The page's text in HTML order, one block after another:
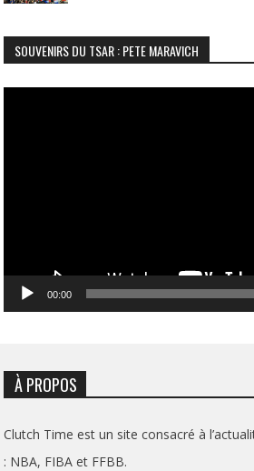
SOUVENIRS DU TSAR : PETE MARAVICH
00:00
À PROPOS
Clutch Time est un site consacré à
: NBA, FIBA et FFBB.